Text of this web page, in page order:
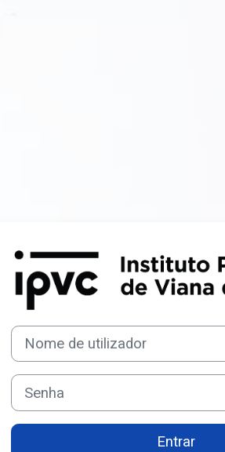
Nome de utilizador
Senha
Entrar